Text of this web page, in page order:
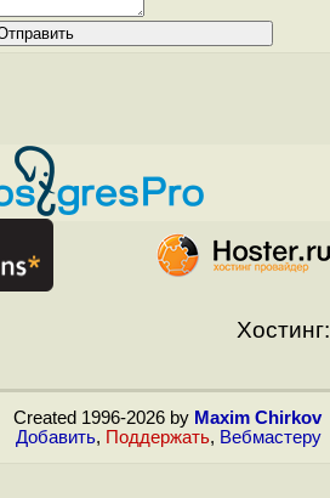
Хостинг:
Created 1996-2026 by Maxim Chirkov
Добавить, Поддержать, Вебмастеру